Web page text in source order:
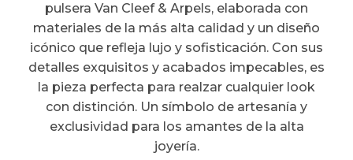
pulsera Van Cleef & Arpels, elaborada con
materiales de la más alta calidad y un diseño
icónico que refleja lujo y sofisticación. Con sus
detalles exquisitos y acabados impecables, es
la pieza perfecta para realzar cualquier look
con distinción. Un símbolo de artesanía y
exclusividad para los amantes de la alta
joyería.